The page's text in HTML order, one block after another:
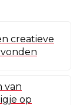
creatieve
van
op